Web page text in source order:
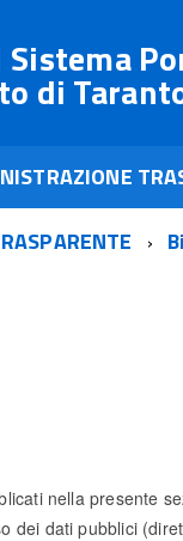
di
nella presente
dei dati pubblici